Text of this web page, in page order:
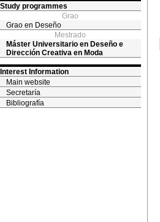
Study programmes
Grao
Grao en Deseño
Mestrado
Máster Universitario en Deseño e
Dirección Creativa en Moda
Interest Information
Main website
Secretaría
Bibliografía